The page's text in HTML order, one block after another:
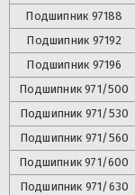
Подшипник 97188
Подшипник 97192
Подшипник 97196
Подшипник 971/500
Подшипник 971/530
Подшипник 971/560
Подшипник 971/600
Подшипник 971/630